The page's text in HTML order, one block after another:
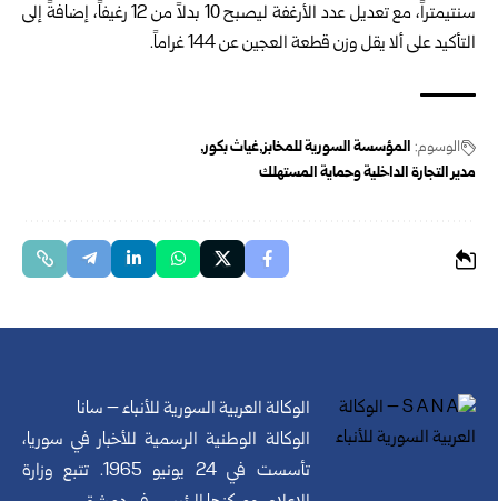
سنتيمتراً، مع تعديل عدد الأرغفة ليصبح 10 بدلاً من 12 رغيفاً، إضافةً إلى
التأكيد على ألا يقل وزن قطعة العجين عن 144 غراماً.
الوسوم: المؤسسة السورية للمخابز غياث بكور
مدير التجارة الداخلية وحماية المستهلك
الوكالة العربية السورية للأنباء – سانا
الوكالة الوطنية الرسمية للأخبار في سوريا،
تأسست في 24 يونيو 1965. تتبع وزارة